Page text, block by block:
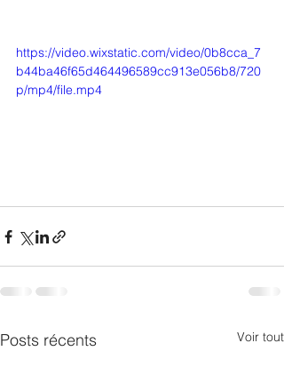
https://video.wixstatic.com/video/0b8cca_7
b44ba46f65d464496589cc913e056b8/720
p/mp4/file.mp4
Posts récents Voir tout